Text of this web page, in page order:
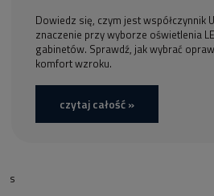
Dowiedz się, czym jest współczynnik
znaczenie przy wyborze oświetlenia
gabinetów. Sprawdź, jak wybrać
komfort wzroku.
czytaj całość »
s